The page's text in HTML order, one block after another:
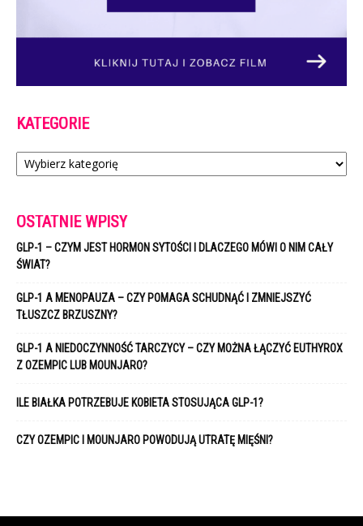
KATEGORIE
Kategorie
OSTATNIE WPISY
GLP-1 – CZYM JEST HORMON SYTOŚCI I DLACZEGO MÓWI O NIM CAŁY
ŚWIAT?
GLP-1 A MENOPAUZA – CZY POMAGA SCHUDNĄĆ I ZMNIEJSZYĆ
TŁUSZCZ BRZUSZNY?
GLP-1 A NIEDOCZYNNOŚĆ TARCZYCY – CZY MOŻNA ŁĄCZYĆ EUTHYROX
Z OZEMPIC LUB MOUNJARO?
ILE BIAŁKA POTRZEBUJE KOBIETA STOSUJĄCA GLP-1?
CZY OZEMPIC I MOUNJARO POWODUJĄ UTRATĘ MIĘŚNI?